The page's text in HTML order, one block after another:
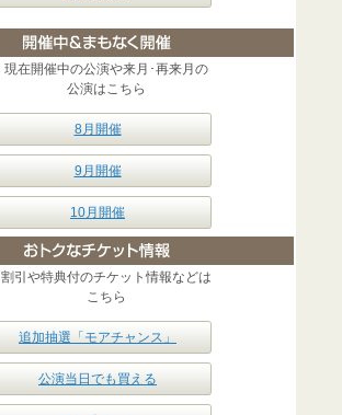
現在開催中の公演や来月･再来月の
公演はこちら
8月開催
9月開催
10月開催
割引や特典付のチケット情報などは
こちら
追加抽選「モアチャンス」
公演当日でも買える